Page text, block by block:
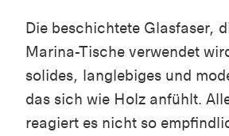
Die beschichtete Glasfaser,
Marina-Tische verwendet
solides, langlebiges und
das sich wie Holz anfühlt.
reagiert es nicht so